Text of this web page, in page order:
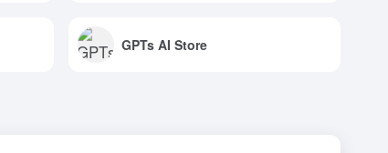
GPTs AI Store